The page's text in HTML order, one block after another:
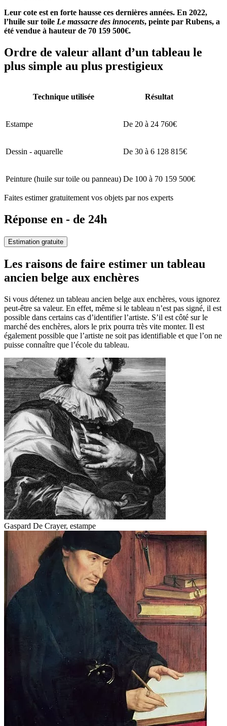
Leur cote est en forte hausse ces dernières années. En 2022,
l’huile sur toile Le massacre des innocents, peinte par Rubens, a
été vendue à hauteur de 70 159 500€.
Ordre de valeur allant d’un tableau le
plus simple au plus prestigieux
Technique utilisée Résultat
Estampe De 20 à 24 760€
Dessin - aquarelle De 30 à 6 128 815€
Peinture (huile sur toile ou panneau) De 100 à 70 159 500€
Faites estimer gratuitement vos objets par nos experts
Réponse en - de 24h
Estimation gratuite
Les raisons de faire estimer un tableau
ancien belge aux enchères
Si vous détenez un tableau ancien belge aux enchères, vous ignorez
peut-être sa valeur. En effet, même si le tableau n’est pas signé, il est
possible dans certains cas d’identifier l’artiste. S’il est côté sur le
marché des enchères, alors le prix pourra très vite monter. Il est
également possible que l’artiste ne soit pas identifiable et que l’on ne
puisse connaître que l’école du tableau.
Gaspard De Crayer, estampe